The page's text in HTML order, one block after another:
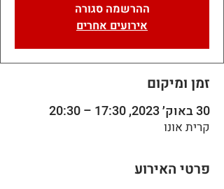
ההרשמה סגורה
אירועים אחרים
זמן ומיקום
30 באוק׳ 2023, 17:30 – 20:30
קרית אונו
פרטי האירוע